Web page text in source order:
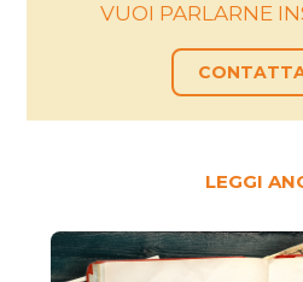
VUOI PARLARNE
LEGGI